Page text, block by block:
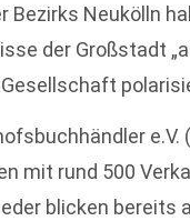
Bezirks Neukölln
der Großstadt
mit rund 500
blicken bereits